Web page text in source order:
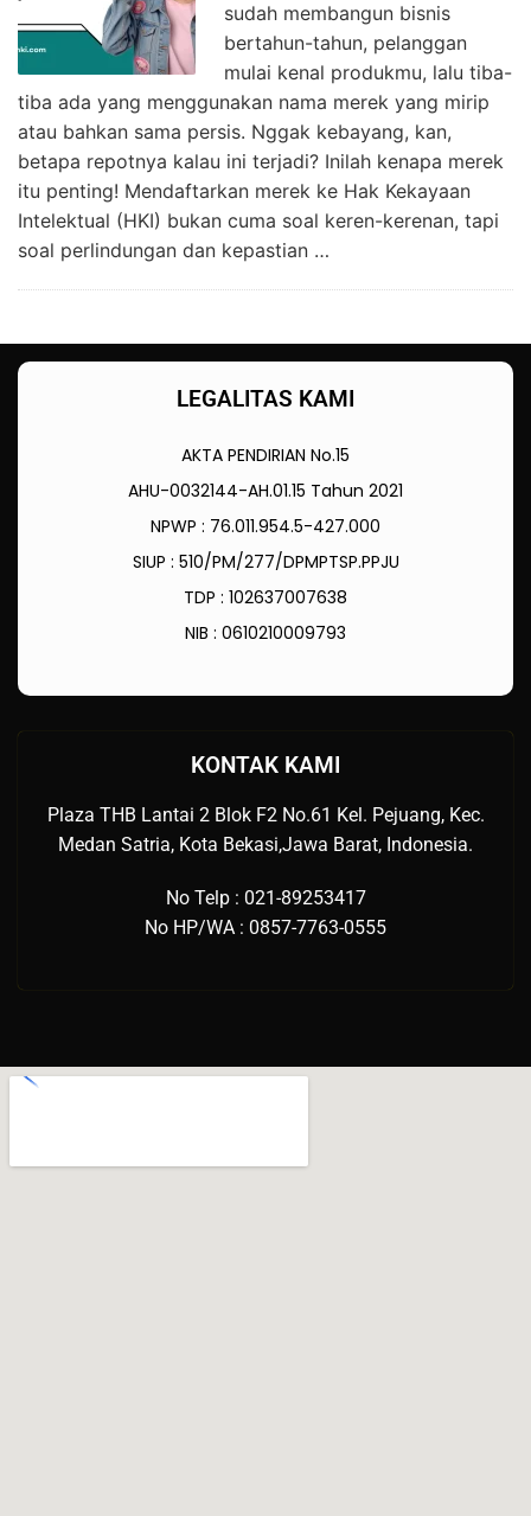
sudah membangun bisnis
bertahun-tahun, pelanggan
mulai kenal produkmu, lalu tiba-
tiba ada yang menggunakan nama merek yang mirip
atau bahkan sama persis. Nggak kebayang, kan,
betapa repotnya kalau ini terjadi? Inilah kenapa merek
itu penting! Mendaftarkan merek ke Hak Kekayaan
Intelektual (HKI) bukan cuma soal keren-kerenan, tapi
soal perlindungan dan kepastian …
LEGALITAS KAMI
AKTA PENDIRIAN No.15
AHU-0032144-AH.01.15 Tahun 2021
NPWP : 76.011.954.5-427.000
SIUP : 510/PM/277/DPMPTSP.PPJU
TDP : 102637007638
NIB : 0610210009793
KONTAK KAMI
Plaza THB Lantai 2 Blok F2 No.61 Kel. Pejuang, Kec.
Medan Satria, Kota Bekasi,Jawa Barat, Indonesia.
No Telp : 021-89253417
No HP/WA : 0857-7763-0555